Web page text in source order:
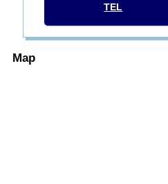
TEL
Map